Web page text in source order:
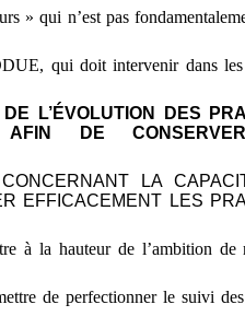
» qui n’est pas
qui doit intervenir dans les
L’ÉVOLUTION DES
AFIN DE
LA
EFFICACEMENT LES
à la hauteur de l’ambition de
de perfectionner le suivi